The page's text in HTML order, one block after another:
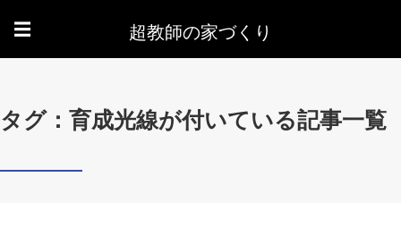
☰ 超教師の家づくり
タグ：育成光線が付いている記事一覧